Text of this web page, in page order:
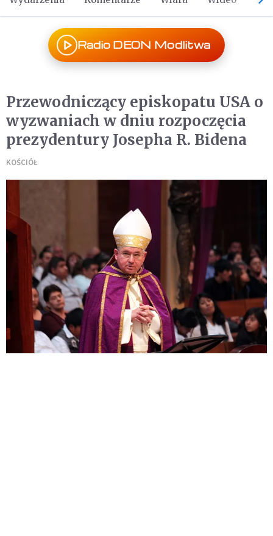
Radio DEON Modlitwa
Przewodniczący episkopatu USA o
wyzwaniach w dniu rozpoczęcia
prezydentury Josepha R. Bidena
KOŚCIÓŁ